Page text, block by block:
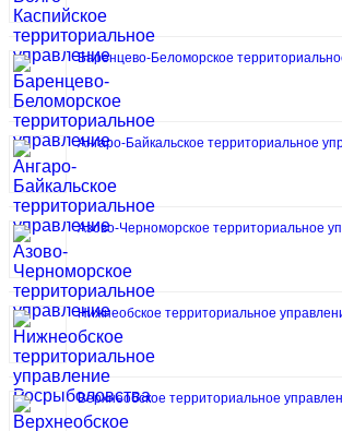
Баренцево-Беломорское
Ангаро-Байкальское территориальное
Азово-Черноморское территориальное
Нижнеобское территориальное
Верхнеобское территориальное